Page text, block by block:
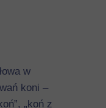
w
koni –
„koń z